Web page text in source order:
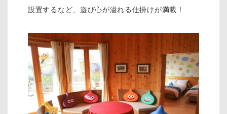
設置するなど、遊び心が溢れる仕掛けが満載！